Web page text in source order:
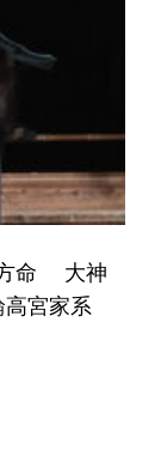
方命 大神
高宮家系